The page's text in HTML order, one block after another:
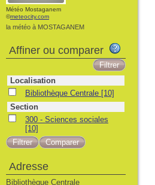
Météo Mostaganem
©meteocity.com
la météo à MOSTAGANEM
Affiner ou comparer
Localisation
Bibliothèque Centrale [10]
Section
300 - Sciences sociales
[10]
Adresse
Bibliothèque Centrale